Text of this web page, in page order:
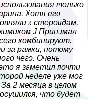
только
Хотя его
к стероидам,
J Принимал
комбинируют.
за рамки, потому
чего. Очень
я заметил почти
неделе уже мог
2 месяца в целом
что будет